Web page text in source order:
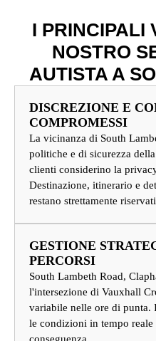
I PRINCIPALI
NOSTRO
AUTISTA A
DISCREZIONE E
COMPROMESSI
La vicinanza di South
politiche e di sicurezza
clienti considerino la
Destinazione, itinerario e
restano strettamente
GESTIONE
PERCORSI
South Lambeth Road,
l'intersezione di Vauxhall
variabile nelle ore di punta.
le condizioni in tempo reale
conseguenza.